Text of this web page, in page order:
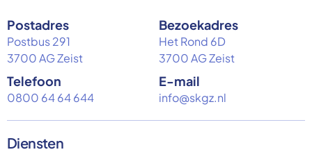
Postadres
Postbus 291
3700 AG Zeist
Bezoekadres
Het Rond 6D
3700 AG Zeist
Telefoon
0800 64 64 644
E-mail
info@skgz.nl
Diensten